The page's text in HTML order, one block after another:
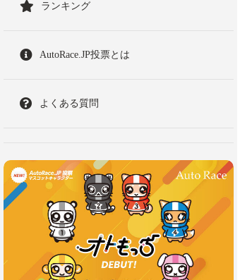
ランキング
AutoRace.JP投票とは
よくある質問